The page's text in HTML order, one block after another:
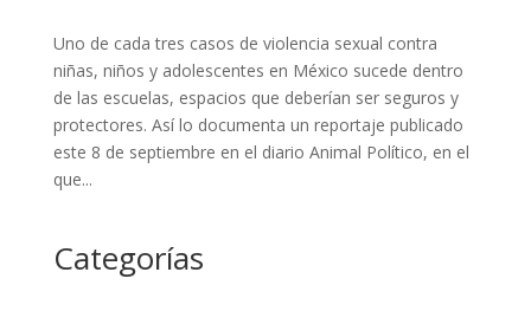
Uno de cada tres casos de violencia sexual contra
niñas, niños y adolescentes en México sucede dentro
de las escuelas, espacios que deberían ser seguros y
protectores. Así lo documenta un reportaje publicado
este 8 de septiembre en el diario Animal Político, en el
que...
Categorías